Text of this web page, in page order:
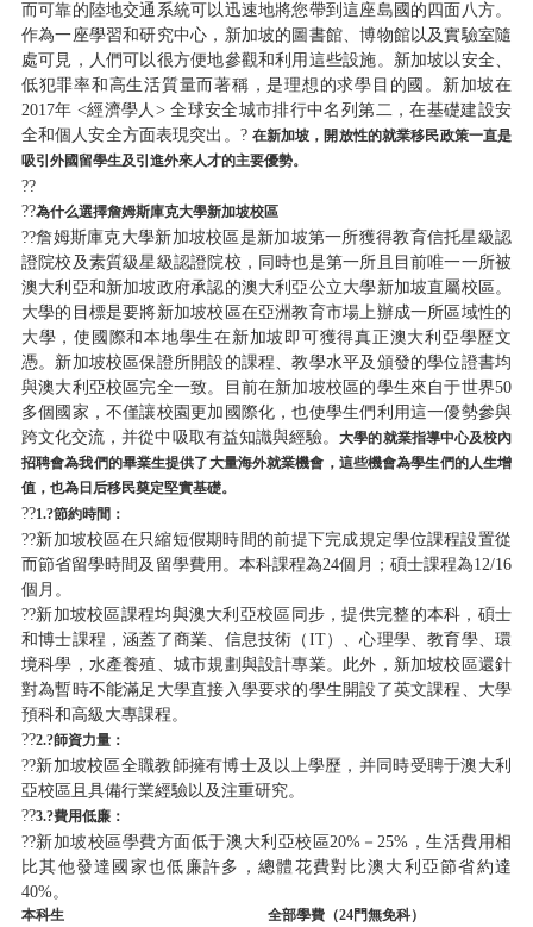
而可靠的陸地交通系統可以迅速地將您帶到這座島國的四面八方。
作為一座學習和研究中心，新加坡的圖書館、博物館以及實驗室隨
處可見，人們可以很方便地參觀和利用這些設施。新加坡以安全、
低犯罪率和高生活質量而著稱，是理想的求學目的國。新加坡在
2017年 <經濟學人> 全球安全城市排行中名列第二，在基礎建設安
全和個人安全方面表現突出。? 在新加坡，開放性的就業移民政策一直是
吸引外國留學生及引進外來人才的主要優勢。
??
??為什么選擇詹姆斯庫克大學新加坡校區
??詹姆斯庫克大學新加坡校區是新加坡第一所獲得教育信托星級認
證院校及素質級星級認證院校，同時也是第一所且目前唯一一所被
澳大利亞和新加坡政府承認的澳大利亞公立大學新加坡直屬校區。
大學的目標是要將新加坡校區在亞洲教育市場上辦成一所區域性的
大學，使國際和本地學生在新加坡即可獲得真正澳大利亞學歷文
憑。新加坡校區保證所開設的課程、教學水平及頒發的學位證書均
與澳大利亞校區完全一致。目前在新加坡校區的學生來自于世界50
多個國家，不僅讓校園更加國際化，也使學生們利用這一優勢參與
跨文化交流，并從中吸取有益知識與經驗。大學的就業指導中心及校內
招聘會為我們的畢業生提供了大量海外就業機會，這些機會為學生們的人生增
值，也為日后移民奠定堅實基礎。
??1.?節約時間 ：
??新加坡校區在只縮短假期時間的前提下完成規定學位課程設置從
而節省留學時間及留學費用。本科課程為24個月；碩士課程為12/16
個月。
??新加坡校區課程均與澳大利亞校區同步，提供完整的本科，碩士
和博士課程，涵蓋了商業、信息技術（IT）、心理學、教育學、環
境科學，水產養殖、城市規劃與設計專業。此外，新加坡校區還針
對為暫時不能滿足大學直接入學要求的學生開設了英文課程、大學
預科和高級大專課程。
??2.?師資力量：
??新加坡校區全職教師擁有博士及以上學歷，并同時受聘于澳大利
亞校區且具備行業經驗以及注重研究。
??3.?費用低廉：
??新加坡校區學費方面低于澳大利亞校區20%－25%，生活費用相
比其他發達國家也低廉許多，總體花費對比澳大利亞節省約達
40%。
本科生
全部學費（24門無免科）